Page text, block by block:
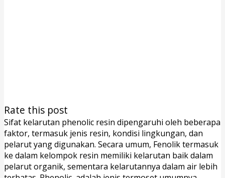
Rate this post
Sifat kelarutan phenolic resin dipengaruhi oleh beberapa
faktor, termasuk jenis resin, kondisi lingkungan, dan
pelarut yang digunakan. Secara umum, Fenolik termasuk
ke dalam kelompok resin memiliki kelarutan baik dalam
pelarut organik, sementara kelarutannya dalam air lebih